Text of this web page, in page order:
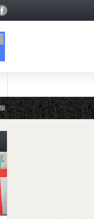
第49回日本アカデミー賞